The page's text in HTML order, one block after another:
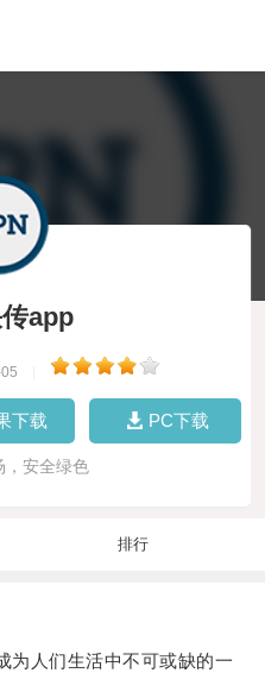
app
下载 PC下载
，安全绿色
排行
人们生活中不可或缺的一